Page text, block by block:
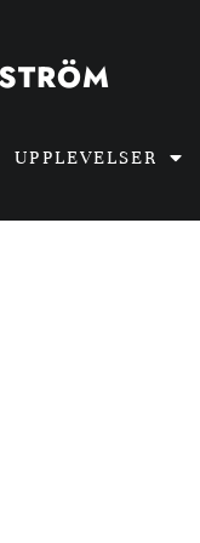
UPPLEVELSER